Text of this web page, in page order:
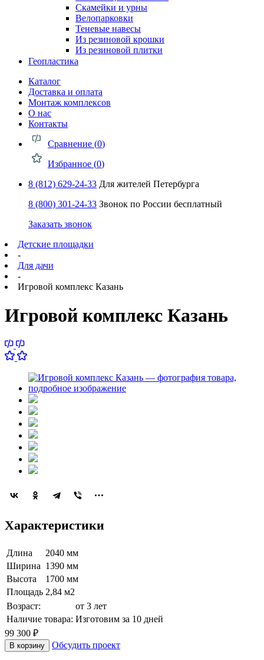
Скамейки и урны
Велопарковки
Теневые навесы
Из резиновой крошки
Из резиновой плитки
Геопластика
Каталог
Доставка и оплата
Монтаж комплексов
О нас
Контакты
Сравнение (0)
Избранное (0)
8 (812) 629-24-33 Для жителей Петербурга
8 (800) 301-24-33 Звонок по России бесплатный
Заказать звонок
Детские площадки
-
Для дачи
-
Игровой комплекс Казань
Игровой комплекс Казань
Характеристики
Длина
2040 мм
Ширина 1390 мм
Высота
1700 мм
Площадь 2,84 м2
Возраст:
от 3 лет
Наличие товара: Изготовим за 10 дней
99 300 ₽
В корзину Обсудить проект